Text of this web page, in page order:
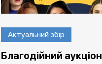
Актуальний збір
Благодійний аукціон